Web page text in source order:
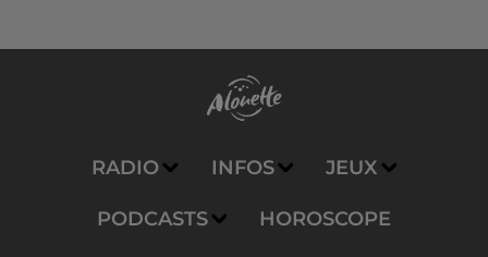
RADIO INFOS JEUX
PODCASTS HOROSCOPE